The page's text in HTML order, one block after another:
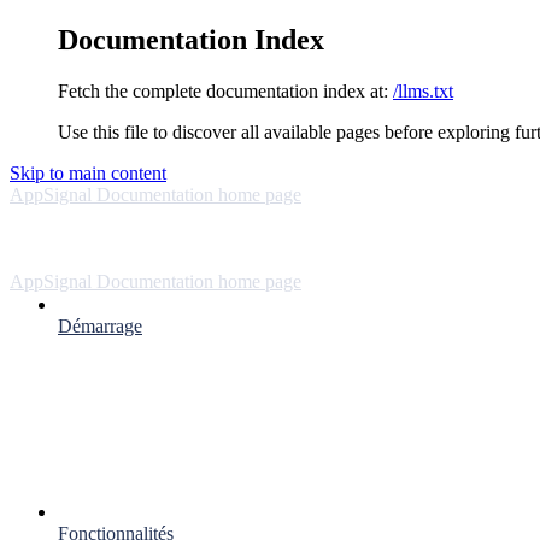
Documentation Index
Fetch the complete documentation index at: /llms.txt
Use this file to discover all available pages before exploring
Skip to main content
AppSignal Documentation home page
AppSignal Documentation home page
Démarrage
Fonctionnalités